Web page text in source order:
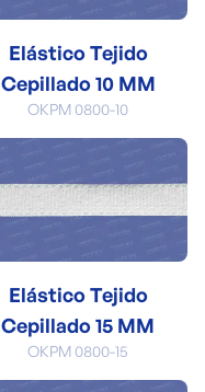
Elástico Tejido
Cepillado 10 MM
OKPM 0800-10
Elástico Tejido
Cepillado 15 MM
OKPM 0800-15